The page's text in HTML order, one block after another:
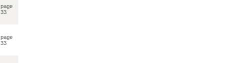
page
33
page
33